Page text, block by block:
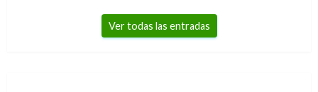
Ver todas las entradas